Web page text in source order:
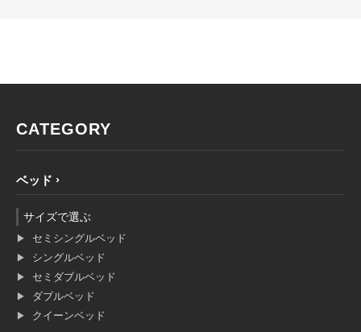
CATEGORY
ベッド
サイズで選ぶ
セミシングルベッド
シングルベッド
セミダブルベッド
ダブルベッド
クイーンベッド